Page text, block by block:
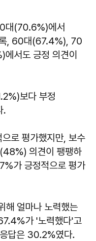
대(70.6%)에서
, 60대(67.4%), 70
서도 긍정 의견이
보다 부정
.
로 평가했지만, 보수
의견이 팽팽하
가 긍정적으로 평가
해 얼마나 노력했는
가 '노력했다'고
답은 30.2%였다.